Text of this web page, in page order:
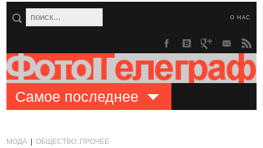
О НАС
Самое последнее
МОДА |ОБЩЕСТВО::ПРОЧЕЕ